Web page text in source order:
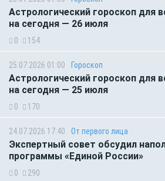
Астрологический гороскоп для
на сегодня — 26 июля
0 154
25.07.2026 01:00 Гороскоп
Астрологический гороскоп для
на сегодня — 25 июля
0 170
24.07.2026 17:40 От первого лица
Экспертный совет обсудил
программы «Единой России»
0 290